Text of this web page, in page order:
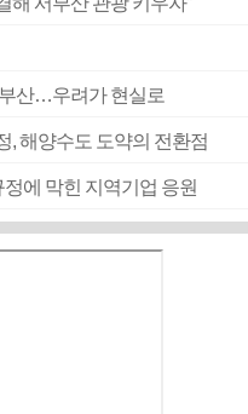
부산…우려가 현실로
, 해양수도 도약의 전환점
에 막힌 지역기업 응원